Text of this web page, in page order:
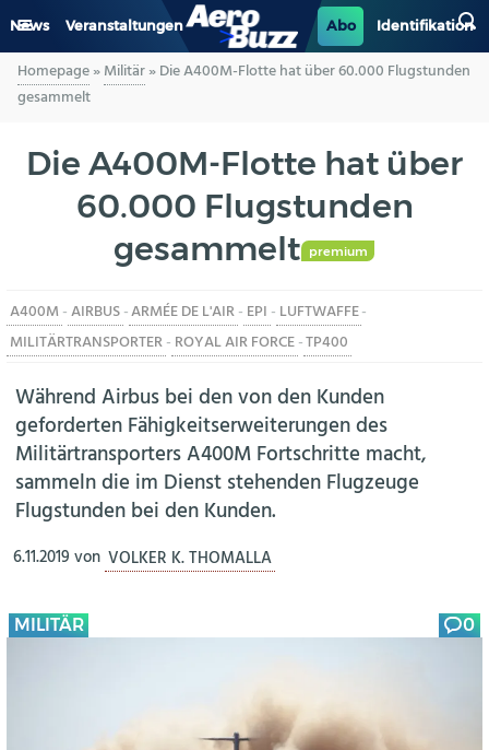
News Veranstaltungen Abo Identifikation
GENERAL AVIATION
LUFTVERKEHR
INDUSTRIE
BERUFE
AERO-KULTUR
Homepage»Militär»Die A400M-Flotte hat über 60.000 Flugstunden
gesammelt
Die A400M-Flotte hat über
60.000 Flugstunden
gesammelt
premium
A400M -AIRBUS-ARMÉE DE L'AIR- EPI - LUFTWAFFE-
MILITÄRTRANSPORTER- ROYAL AIR FORCE-TP400
Während Airbus bei den von den Kunden
geforderten Fähigkeitserweiterungen des
Militärtransporters A400M Fortschritte macht,
sammeln die im Dienst stehenden Flugzeuge
Flugstunden bei den Kunden.
6.11.2019 von VOLKER K. THOMALLA
MILITÄR 0